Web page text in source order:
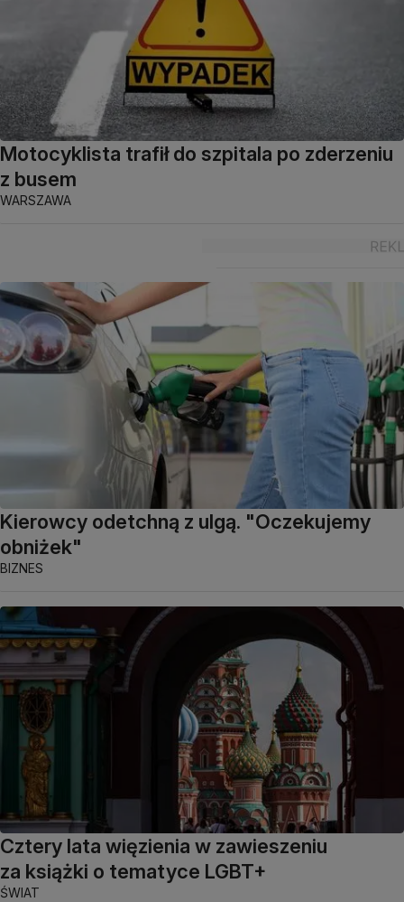
Motocyklista trafił do szpitala po zderzeniu
z busem
WARSZAWA
Kierowcy odetchną z ulgą. "Oczekujemy
obniżek"
BIZNES
Cztery lata więzienia w zawieszeniu
za książki o tematyce LGBT+
ŚWIAT